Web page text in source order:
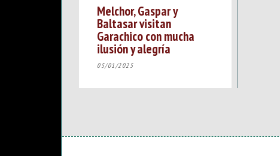
Melchor, Gaspar y
Baltasar visitan
Garachico con mucha
ilusión y alegría
05/01/2025